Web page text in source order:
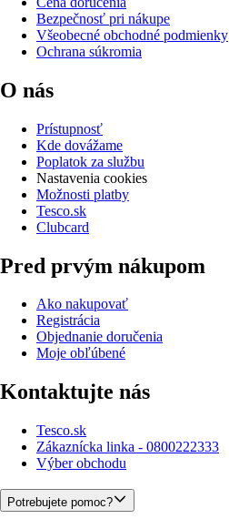
Bezpečnosť pri nákupe
Všeobecné obchodné podmienky
Ochrana súkromia
O nás
Prístupnosť
Kde dovážame
Poplatok za službu
Nastavenia cookies
Možnosti platby
Tesco.sk
Clubcard
Pred prvým nákupom
Ako nakupovať
Registrácia
Objednanie doručenia
Moje obľúbené
Kontaktujte nás
Tesco.sk
Zákaznícka linka - 0800222333
Výber obchodu
Potrebujete pomoc?